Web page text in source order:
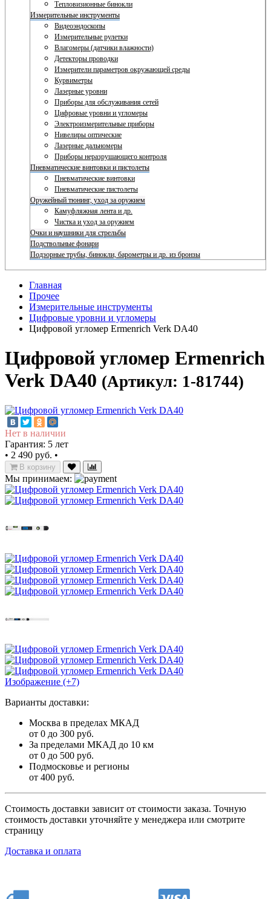
Тепловизионные бинокли
Измерительные инструменты
Видеоэндоскопы
Измерительные рулетки
Влагомеры (датчики влажности)
Детекторы проводки
Измерители параметров окружающей среды
Курвиметры
Лазерные уровни
Приборы для обслуживания сетей
Цифровые уровни и угломеры
Электроизмерительные приборы
Нивелиры оптические
Лазерные дальномеры
Приборы неразрушающего контроля
Пневматические винтовки и пистолеты
Пневматические винтовки
Пневматические пистолеты
Оружейный тюнинг, уход за оружием
Камуфляжная лента и др.
Чистка и уход за оружием
Очки и наушники для стрельбы
Подствольные фонари
Подзорные трубы, бинокли, барометры и др. из бронзы
Главная
Прочее
Измерительные инструменты
Цифровые уровни и угломеры
Цифровой угломер Ermenrich Verk DA40
Цифровой угломер Ermenrich
Verk DA40 (Артикул: 1-81744)
Нет в наличии
Гарантия: 5 лет
• 2 490 руб. •
В корзину
Мы принимаем:
Изображение (+7)
Варианты доставки:
Москва в пределах МКАД
от 0 до 300 руб.
За пределами МКАД до 10 км
от 0 до 500 руб.
Подмосковье и регионы
от 400 руб.
Стоимость доставки зависит от стоимости заказа. Точную
стоимость доставки уточняйте у менеджера или смотрите
страницу
Доставка и оплата